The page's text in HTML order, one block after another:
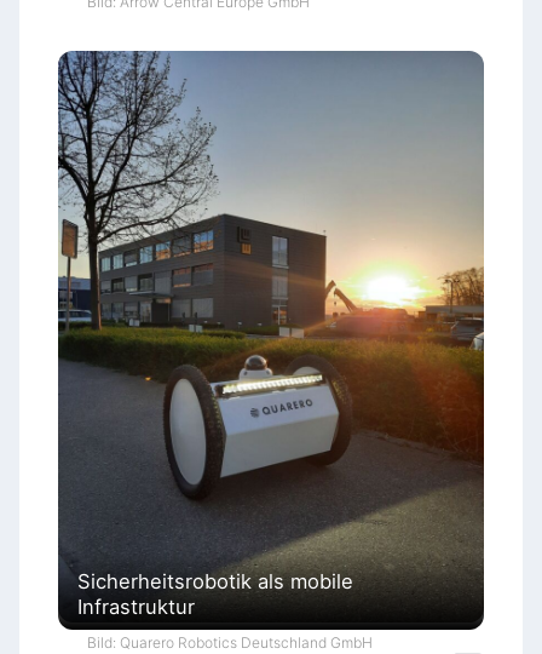
Sicherheitsrobotik als mobile
Infrastruktur
Bild: Quarero Robotics Deutschland GmbH